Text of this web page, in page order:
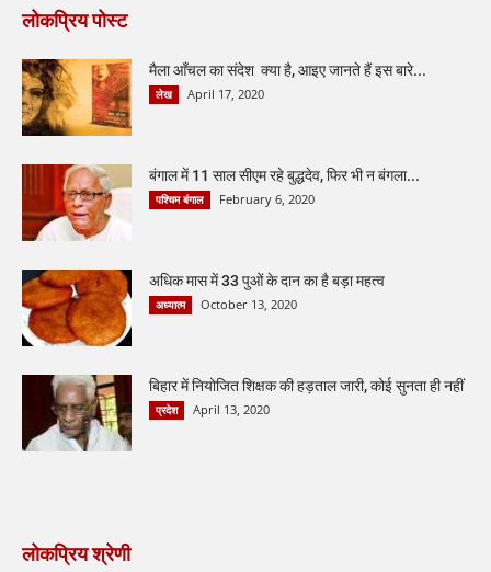
लोकप्रिय पोस्ट
मैला आँचल का संदेश क्या है, आइए जानते हैं इस बारे...
लेख April 17, 2020
बंगाल में 11 साल सीएम रहे बुद्धदेव, फिर भी न बंगला...
पश्चिम बंगाल February 6, 2020
अधिक मास में 33 पुओं के दान का है बड़ा महत्व
अध्यात्म October 13, 2020
बिहार में नियोजित शिक्षक की हड़ताल जारी, कोई सुनता ही नहीं
प्रदेश April 13, 2020
लोकप्रिय श्रेणी